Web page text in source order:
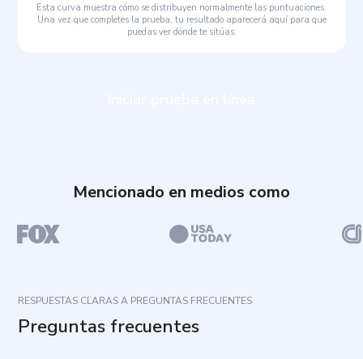
Esta curva muestra cómo se distribuyen normalmente las puntuaciones.
Una vez que completes la prueba, tu resultado aparecerá aquí para que
puedas ver dónde te sitúas.
Mencionado en medios como
RESPUESTAS CLARAS A PREGUNTAS FRECUENTES
Preguntas frecuentes